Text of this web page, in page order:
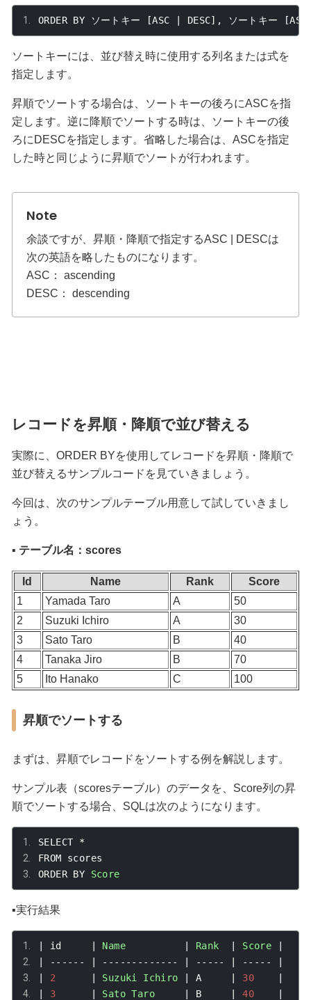
ORDER BY ソートキー [ASC DESC], ソートキー [
ソートキーには、並び替え時に使用する列名または式を
指定します。
昇順でソートする場合は、ソートキーの後ろにASCを指
定します。逆に降順でソートする時は、ソートキーの後
ろに DESCを指定します。省略した場合は、 ASCを指定
した時と同じように昇順でソートが行われます。
余談ですが、昇順・降順で指定するASC | DESCは
次の英語を略したものになります。
ASC ： ascending
DESC ： descending
レコードを昇順・降順で並び替える
実際に、 ORDER BYを使用してレコードを昇順・降順で
並び替えるサンプルコードを見ていきましょう。
今回は、次のサンプルテーブル用意して試していきまし
ょう。
▪️ テーブル名：scores
Id Name Rank
Score
1
Yamada Taro A
50
2
Suzuki Ichiro A
30
3
Sato Taro B
40
4
Tanaka Jiro B
70
5
Ito Hanako C 100
昇順でソートする
まずは、昇順でレコードをソートする例を解説します。
サンプル表（scoresテーブル）のデータを、 Score列の昇
順でソートする場合、SQLは次のようになります。
SELECT *
FROM scores
ORDER BY Score
▪️実行結果
id Name Rank Score
------ ------------- ----- -----
2 Suzuki Ichiro A 30
3 Sato Taro B 40